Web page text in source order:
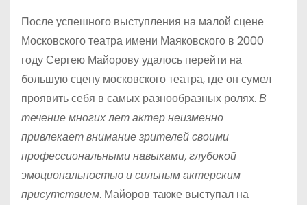
После успешного выступления на малой сцене
Московского театра имени Маяковского в 2000
году Сергею Майорову удалось перейти на
большую сцену московского театра, где он сумел
проявить себя в самых разнообразных ролях. В
течение многих лет актер неизменно
привлекает внимание зрителей своими
профессиональными навыками, глубокой
эмоциональностью и сильным актерским
присутствием. Майоров также выступал на